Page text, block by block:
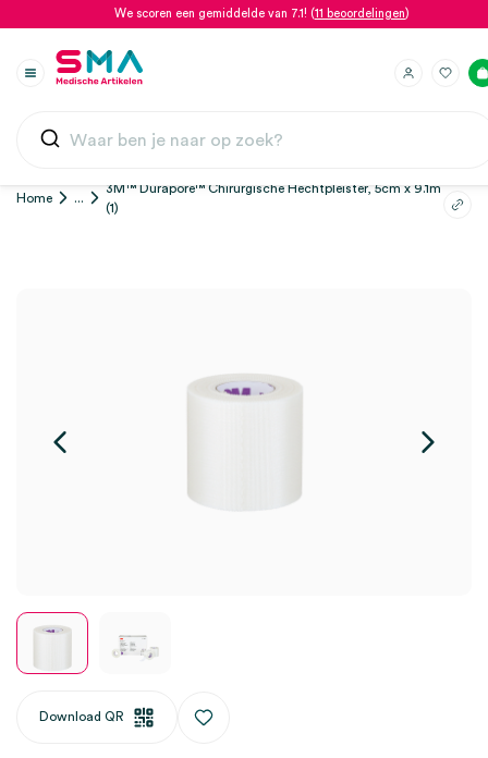
We scoren een gemiddelde van 7.1! (11 beoordelingen)
Home ...
3M™ Durapore™ Chirurgische Hechtpleister, 5cm x 9.1m
(1)
Download QR